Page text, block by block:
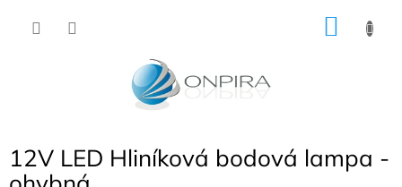
12V LED Hliníková bodová lampa -